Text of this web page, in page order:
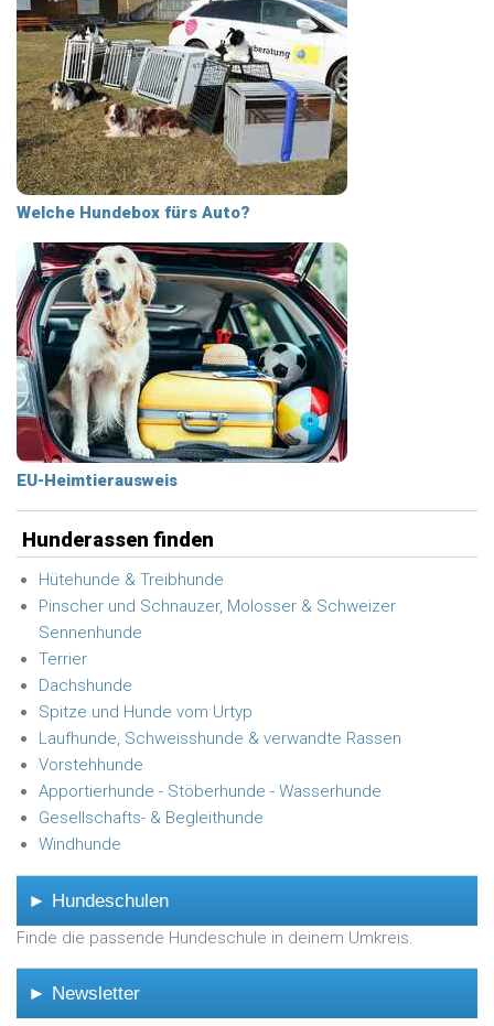
Welche Hundebox fürs Auto?
EU-Heimtierausweis
Hunderassen finden
Hütehunde & Treibhunde
Pinscher und Schnauzer, Molosser & Schweizer
Sennenhunde
Terrier
Dachshunde
Spitze und Hunde vom Urtyp
Laufhunde, Schweisshunde & verwandte Rassen
Vorstehhunde
Apportierhunde - Stöberhunde - Wasserhunde
Gesellschafts- & Begleithunde
Windhunde
► Hundeschulen
Finde die passende Hundeschule in deinem Umkreis.
► Newsletter